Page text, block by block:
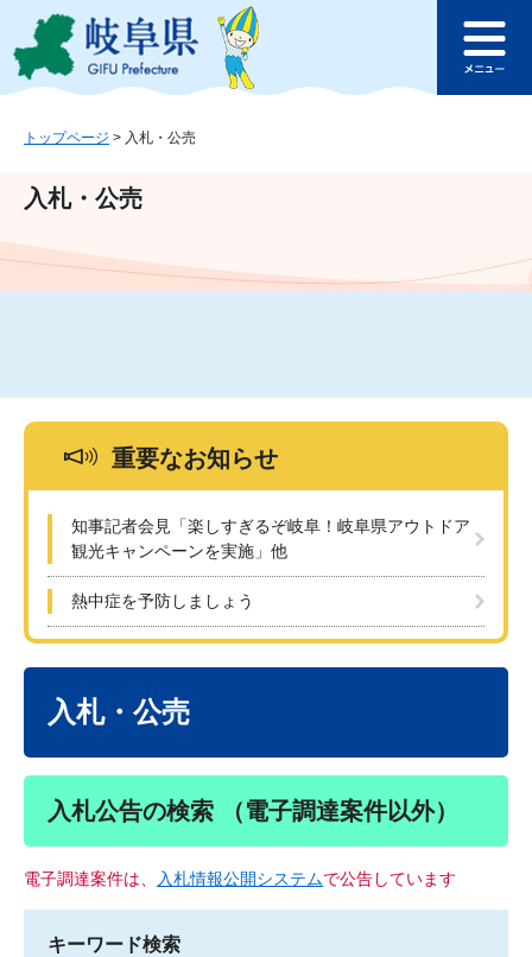
ジ
ュ
文
このページの本文へ
ュ
トップページ > 入札・公売
入札・公売
重要なお知らせ
知事記者会見「楽しすぎるぞ岐阜！岐阜県アウトドア
観光キャンペーンを実施」他
熱中症を予防しましょう
入札・公売
入札公告の検索 （電子調達案件以外）
電子調達案件は、 入札情報公開システムで公告しています
キーワード検索